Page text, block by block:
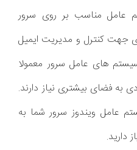
عامل مناسب بر روی سرور
جهت کنترل و مدیریت ایمیل
های عامل سرور معمولا
فضای بیشتری نیاز دارند.
عامل ویندوز سرور شما به